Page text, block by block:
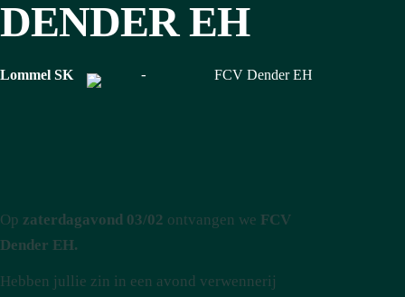
DENDER EH
Lommel SK - FCV Dender EH
Op zaterdagavond 03/02 ontvangen we FCV
Dender EH.
Hebben jullie zin in een avond verwennerij